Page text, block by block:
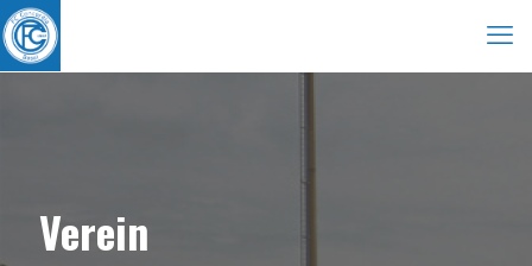
Verein